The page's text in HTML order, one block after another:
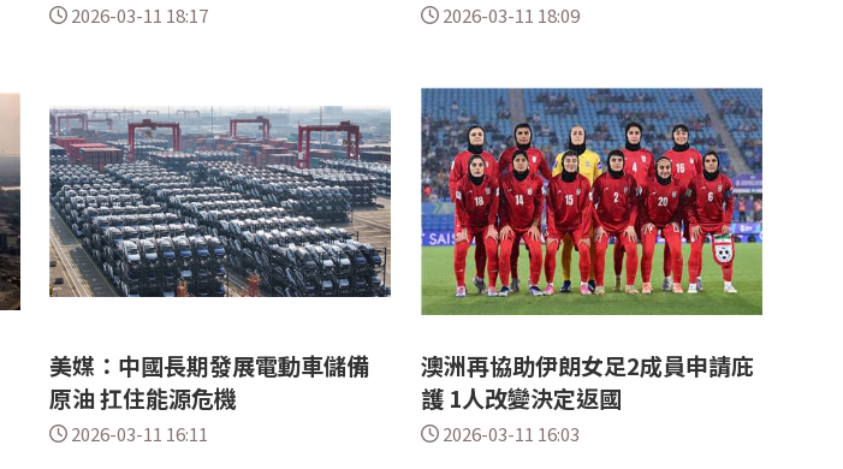
2026-03-11 18:17 2026-03-11 18:09
美媒：中國長期發展電動車儲備
原油 扛住能源危機
2026-03-11 16:11
澳洲再協助伊朗女足2成員申請庇
護 1人改變決定返國
2026-03-11 16:03